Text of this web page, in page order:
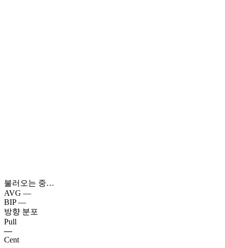
불러오는 중…
AVG —
BIP —
방향 분포
Pull
—
Cent